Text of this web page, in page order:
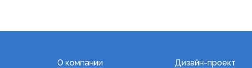
О компании
Дизайн-проект